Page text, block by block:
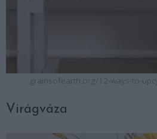
grainsofearth.org/12-ways-to-
Virágváza